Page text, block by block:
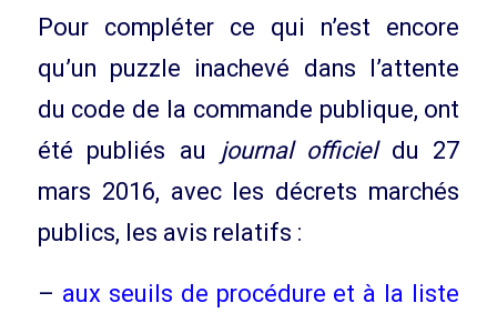
Pour compléter ce qui n’est encore
qu’un puzzle inachevé dans l’attente
du code de la commande publique, ont
été publiés au journal officieldu 27
mars 2016, avec les décrets marchés
publics, les avis relatifs :
– aux seuils de procédure et à la liste